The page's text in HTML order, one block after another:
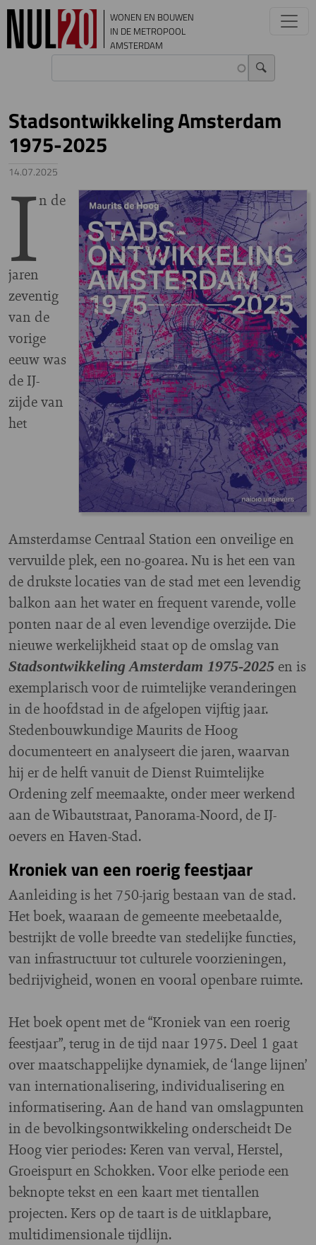
Overslaan en naar de inhoud gaan
WONEN EN BOUWEN
IN DE METROPOOL
AMSTERDAM
Stadsontwikkeling Amsterdam
1975-2025
14.07.2025
In de
jaren
zeventig
van de
vorige
eeuw was
de IJ-
zijde van
het
Amsterdamse Centraal Station een onveilige en
vervuilde plek, een no-goarea. Nu is het een van
de drukste locaties van de stad met een levendig
balkon aan het water en frequent varende, volle
ponten naar de al even levendige overzijde. Die
nieuwe werkelijkheid staat op de omslag van
Stadsontwikkeling Amsterdam 1975-2025 en is
exemplarisch voor de ruimtelijke veranderingen
in de hoofdstad in de afgelopen vijftig jaar.
Stedenbouwkundige Maurits de Hoog
documenteert en analyseert die jaren, waarvan
hij er de helft vanuit de Dienst Ruimtelijke
Ordening zelf meemaakte, onder meer werkend
aan de Wibautstraat, Panorama-Noord, de IJ-
oevers en Haven-Stad.
Kroniek van een roerig feestjaar
Aanleiding is het 750-jarig bestaan van de stad.
Het boek, waaraan de gemeente meebetaalde,
bestrijkt de volle breedte van stedelijke functies,
van infrastructuur tot culturele voorzieningen,
bedrijvigheid, wonen en vooral openbare ruimte.
Het boek opent met de “Kroniek van een roerig
feestjaar”, terug in de tijd naar 1975. Deel 1 gaat
over maatschappelijke dynamiek, de ‘lange lijnen’
van internationalisering, individualisering en
informatisering. Aan de hand van omslagpunten
in de bevolkingsontwikkeling onderscheidt De
Hoog vier periodes: Keren van verval, Herstel,
Groeispurt en Schokken. Voor elke periode een
beknopte tekst en een kaart met tientallen
projecten. Kers op de taart is de uitklapbare,
multidimensionale tijdlijn.